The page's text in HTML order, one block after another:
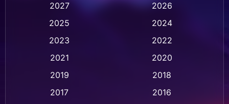
Animation การ์ตูน(32)
Animation แอนิเมชั่น (1)
Animation แอนิเมชัน (1)
2027
2026
2025
2024
2023
2022
2021
2020
2019
2018
2017
2016